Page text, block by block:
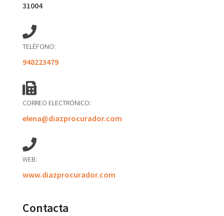
31004
TELÉFONO:
948223479
CORREO ELECTRÓNICO:
elena@diazprocurador.com
WEB:
www.diazprocurador.com
Contacta